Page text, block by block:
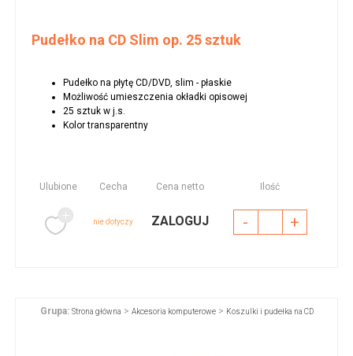
Pudełko na CD Slim op. 25 sztuk
Pudełko na płytę CD/DVD, slim - płaskie
Możliwość umieszczenia okładki opisowej
25 sztuk w j.s.
Kolor transparentny
Ulubione Cecha Cena netto Ilość
nie dotyczy ZALOGUJ - +
Grupa: Strona główna > Akcesoria komputerowe> Koszulki i pudełka na CD